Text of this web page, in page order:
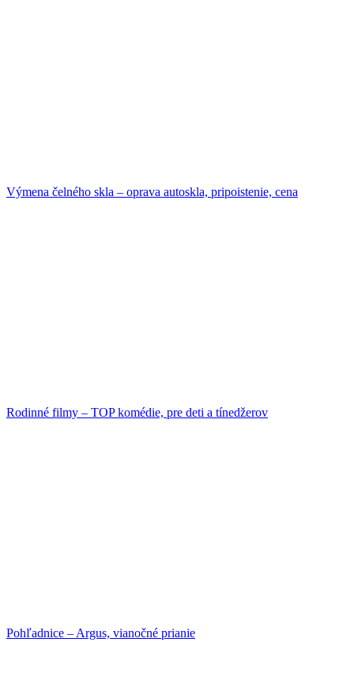
Výmena čelného skla – oprava autoskla, pripoistenie, cena
Rodinné filmy – TOP komédie, pre deti a tínedžerov
Pohľadnice – Argus, vianočné prianie